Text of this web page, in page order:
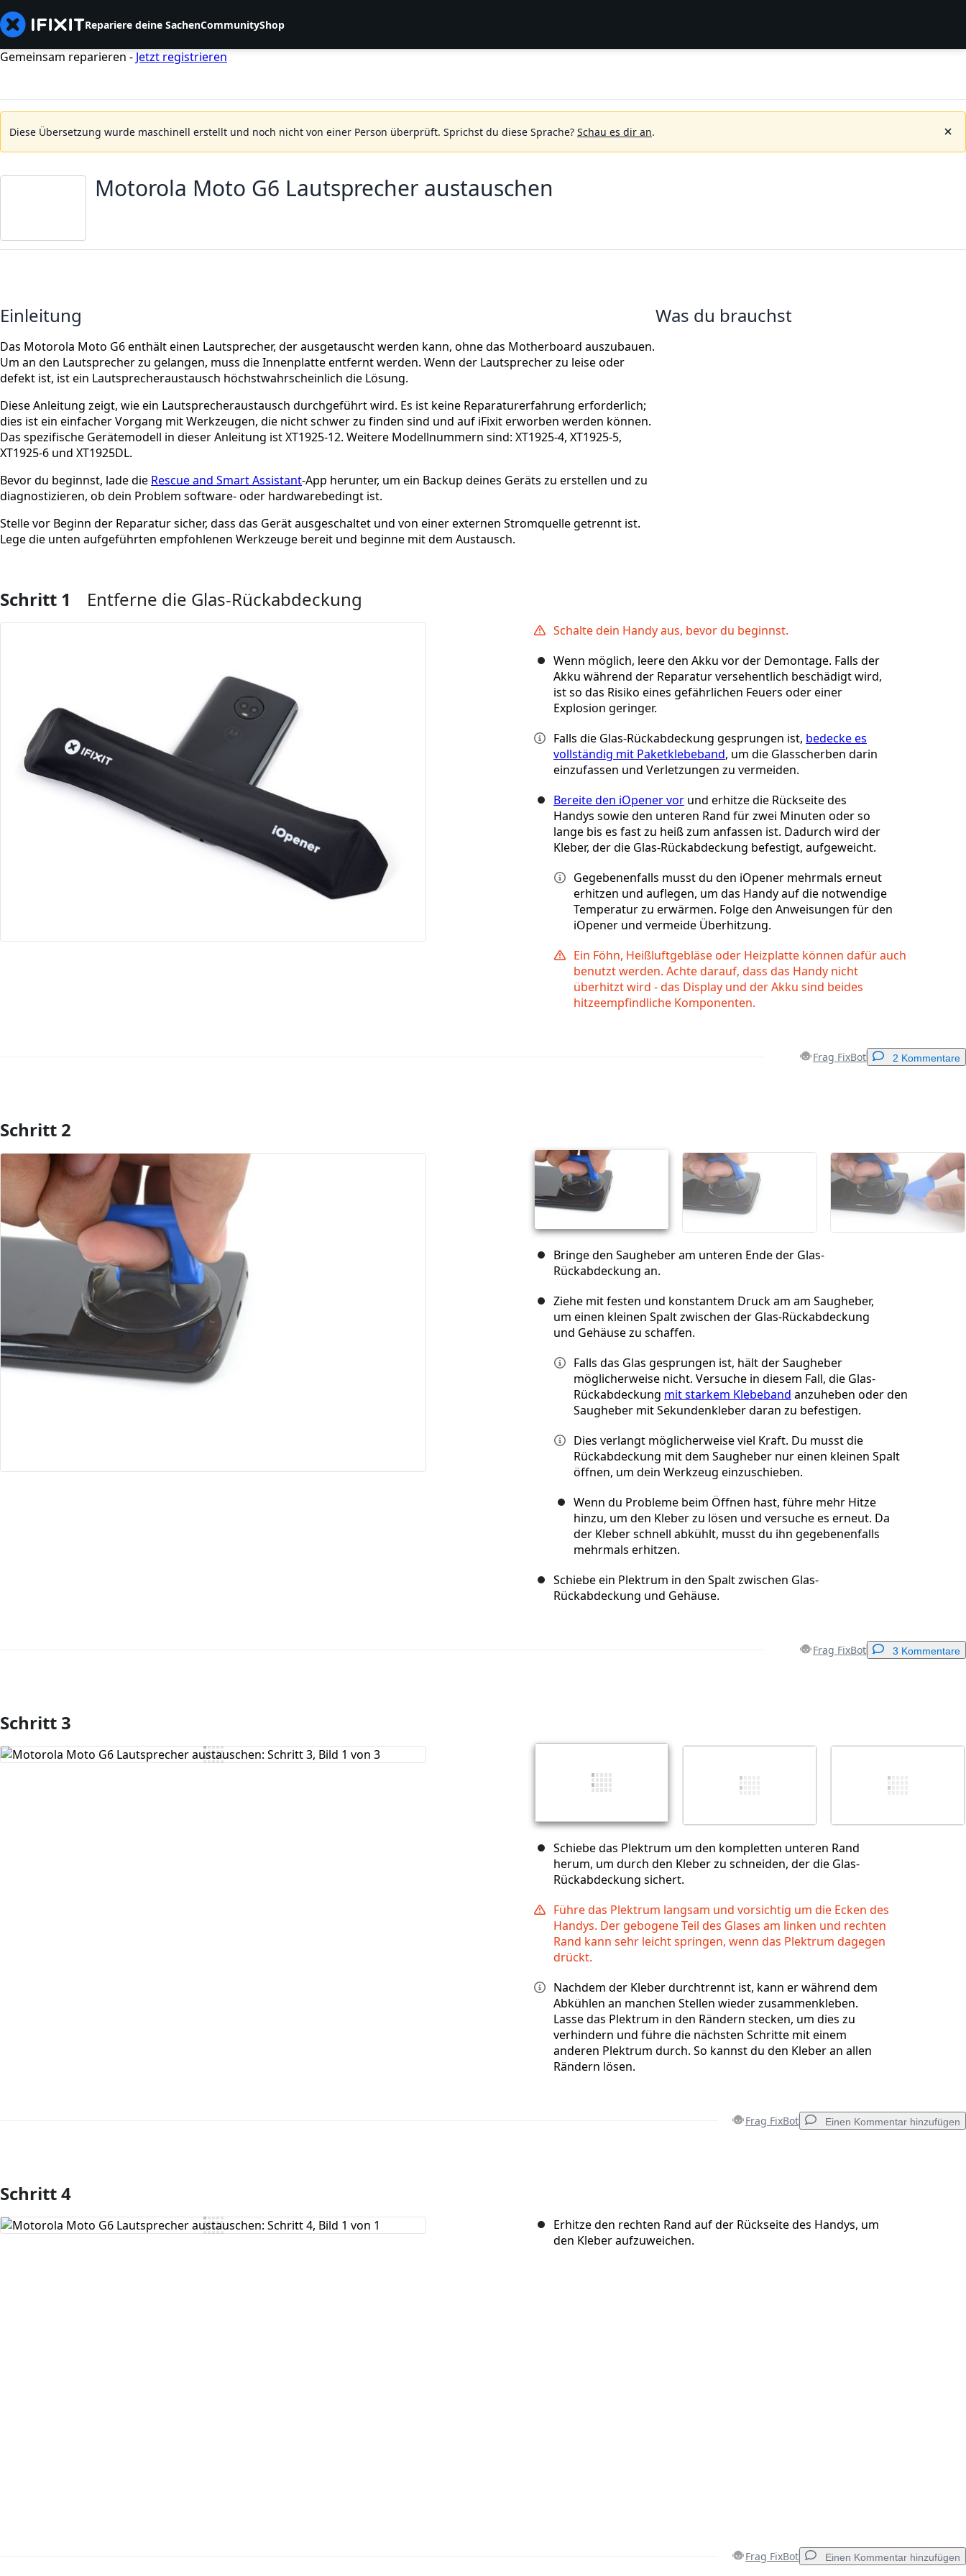
Repariere deine SachenCommunityShop
Gemeinsam reparieren - Jetzt registrieren
Diese Übersetzung wurde maschinell erstellt und noch nicht von einer Person überprüft. Sprichst du diese Sprache? Schau es dir an.
Motorola Moto G6 Lautsprecher austauschen
Einleitung
Das Motorola Moto G6 enthält einen Lautsprecher, der ausgetauscht werden kann, ohne das Motherboard auszubauen.
Um an den Lautsprecher zu gelangen, muss die Innenplatte entfernt werden. Wenn der Lautsprecher zu leise oder
defekt ist, ist ein Lautsprecheraustausch höchstwahrscheinlich die Lösung.
Diese Anleitung zeigt, wie ein Lautsprecheraustausch durchgeführt wird. Es ist keine Reparaturerfahrung erforderlich;
dies ist ein einfacher Vorgang mit Werkzeugen, die nicht schwer zu finden sind und auf iFixit erworben werden können.
Das spezifische Gerätemodell in dieser Anleitung ist XT1925-12. Weitere Modellnummern sind: XT1925-4, XT1925-5,
XT1925-6 und XT1925DL.
Bevor du beginnst, lade die Rescue and Smart Assistant-App herunter, um ein Backup deines Geräts zu erstellen und zu
diagnostizieren, ob dein Problem software- oder hardwarebedingt ist.
Stelle vor Beginn der Reparatur sicher, dass das Gerät ausgeschaltet und von einer externen Stromquelle getrennt ist.
Lege die unten aufgeführten empfohlenen Werkzeuge bereit und beginne mit dem Austausch.
Was du brauchst
Schritt 1 Entferne die Glas-Rückabdeckung
Schalte dein Handy aus, bevor du beginnst.
Wenn möglich, leere den Akku vor der Demontage. Falls der
Akku während der Reparatur versehentlich beschädigt wird,
ist so das Risiko eines gefährlichen Feuers oder einer
Explosion geringer.
Falls die Glas-Rückabdeckung gesprungen ist, bedecke es
vollständig mit Paketklebeband, um die Glasscherben darin
einzufassen und Verletzungen zu vermeiden.
Bereite den iOpener vor und erhitze die Rückseite des
Handys sowie den unteren Rand für zwei Minuten oder so
lange bis es fast zu heiß zum anfassen ist. Dadurch wird der
Kleber, der die Glas-Rückabdeckung befestigt, aufgeweicht.
Gegebenenfalls musst du den iOpener mehrmals erneut
erhitzen und auflegen, um das Handy auf die notwendige
Temperatur zu erwärmen. Folge den Anweisungen für den
iOpener und vermeide Überhitzung.
Ein Föhn, Heißluftgebläse oder Heizplatte können dafür auch
benutzt werden. Achte darauf, dass das Handy nicht
überhitzt wird - das Display und der Akku sind beides
hitzeempfindliche Komponenten.
Frag FixBot 2 Kommentare
Kommentar hinzufügen
Kommentieren
Schritt 2
Bringe den Saugheber am unteren Ende der Glas-
Rückabdeckung an.
Ziehe mit festen und konstantem Druck am am Saugheber,
um einen kleinen Spalt zwischen der Glas-Rückabdeckung
und Gehäuse zu schaffen.
Falls das Glas gesprungen ist, hält der Saugheber
möglicherweise nicht. Versuche in diesem Fall, die Glas-
Rückabdeckung mit starkem Klebeband anzuheben oder den
Saugheber mit Sekundenkleber daran zu befestigen.
Dies verlangt möglicherweise viel Kraft. Du musst die
Rückabdeckung mit dem Saugheber nur einen kleinen Spalt
öffnen, um dein Werkzeug einzuschieben.
Wenn du Probleme beim Öffnen hast, führe mehr Hitze
hinzu, um den Kleber zu lösen und versuche es erneut. Da
der Kleber schnell abkühlt, musst du ihn gegebenenfalls
mehrmals erhitzen.
Schiebe ein Plektrum in den Spalt zwischen Glas-
Rückabdeckung und Gehäuse.
Frag FixBot 3 Kommentare
Kommentar hinzufügen
Kommentieren
Schritt 3
Schiebe das Plektrum um den kompletten unteren Rand
herum, um durch den Kleber zu schneiden, der die Glas-
Rückabdeckung sichert.
Führe das Plektrum langsam und vorsichtig um die Ecken des
Handys. Der gebogene Teil des Glases am linken und rechten
Rand kann sehr leicht springen, wenn das Plektrum dagegen
drückt.
Nachdem der Kleber durchtrennt ist, kann er während dem
Abkühlen an manchen Stellen wieder zusammenkleben.
Lasse das Plektrum in den Rändern stecken, um dies zu
verhindern und führe die nächsten Schritte mit einem
anderen Plektrum durch. So kannst du den Kleber an allen
Rändern lösen.
Frag FixBot Einen Kommentar hinzufügen
Kommentar hinzufügen
Schritt 4
Erhitze den rechten Rand auf der Rückseite des Handys, um
den Kleber aufzuweichen.
Frag FixBot Einen Kommentar hinzufügen